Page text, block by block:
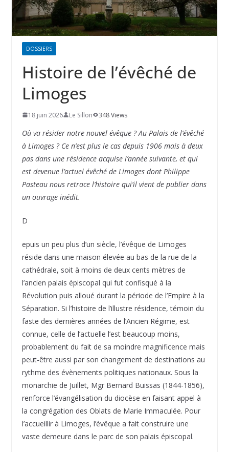
DOSSIERS
Histoire de l’évêché de
Limoges
18 juin 2026 Le Sillon 348 Views
Où va résider notre nouvel évêque ? Au Palais de l’évêché
à Limoges ? Ce n’est plus le cas depuis 1906 mais à deux
pas dans une résidence acquise l’année suivante, et qui
est devenue l’actuel évêché de Limoges dont Philippe
Pasteau nous retrace l’histoire qui’il vient de publier dans
un ouvrage inédit.
D
epuis un peu plus d’un siècle, l’évêque de Limoges
réside dans une maison élevée au bas de la rue de la
cathédrale, soit à moins de deux cents mètres de
l’ancien palais épiscopal qui fut confisqué à la
Révolution puis alloué durant la période de l’Empire à la
Séparation. Si l’histoire de l’illustre résidence, témoin du
faste des dernières années de l’Ancien Régime, est
connue, celle de l’actuelle l’est beaucoup moins,
probablement du fait de sa moindre magnificence mais
peut-être aussi par son changement de destinations au
rythme des évènements politiques nationaux. Sous la
monarchie de Juillet, Mgr Bernard Buissas (1844-1856),
renforce l’évangélisation du diocèse en faisant appel à
la congrégation des Oblats de Marie Immaculée. Pour
l’accueillir à Limoges, l’évêque a fait construire une
vaste demeure dans le parc de son palais épiscopal.